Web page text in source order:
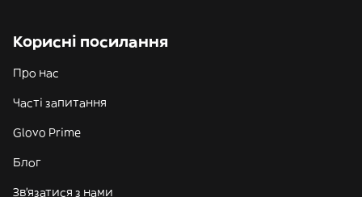
Корисні посилання
Про нас
Часті запитання
Glovo Prime
Блог
Зв'язатися з нами